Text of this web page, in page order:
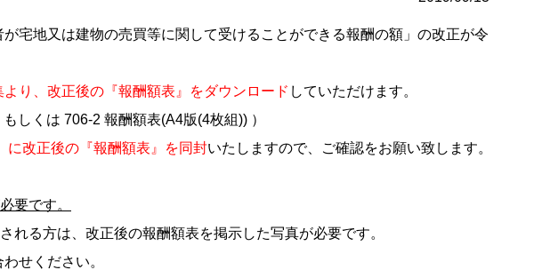
宅地又は建物の売買等に関して受けることができる報酬の額」の改正が令
り、改正後の『報酬額表』をダウンロード していただけます。
もしくは 706-2 報酬額表(A4版(4枚組)) ）
に改正後の『報酬額表』を同封いたしますので、ご確認をお願い致します。
要です。
れる方は、改正後の報酬額表を掲示した写真が必要です。
せください。